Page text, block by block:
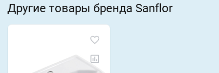
Другие товары бренда Sanflor